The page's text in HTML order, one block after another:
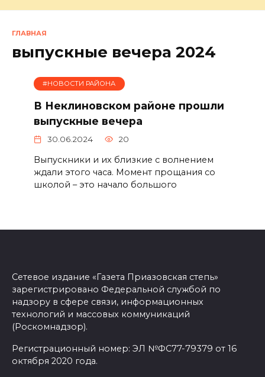
ГЛАВНАЯ
выпускные вечера 2024
#НОВОСТИ РАЙОНА
В Неклиновском районе прошли
выпускные вечера
30.06.2024 20
Выпускники и их близкие с волнением
ждали этого часа. Момент прощания со
школой – это начало большого
Сетевое издание «Газета Приазовская степь»
зарегистрировано Федеральной службой по
надзору в сфере связи, информационных
технологий и массовых коммуникаций
(Роскомнадзор).
Регистрационный номер: ЭЛ №ФС77-79379 от 16
октября 2020 года.